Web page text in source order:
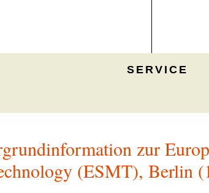
SERVICE
zur
(ESMT), Berlin